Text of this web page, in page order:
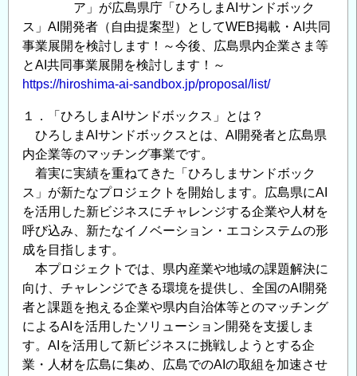
ア」が広島県庁「ひろしまAIサンドボック
ス」AI開発者（自由提案型）としてWEB掲載・AI共同
事業展開を検討します！～今後、広島県内企業さま等
とAI共同事業展開を検討します！～
https://hiroshima-ai-sandbox.jp/proposal/list/
１．「ひろしまAIサンドボックス」とは？
ひろしまAIサンドボックスとは、AI開発者と広島県
内企業等のマッチング事業です。
着実に実績を重ねてきた「ひろしまサンドボック
ス」が新たなプロジェクトを開始します。広島県にAI
を活用した新ビジネスにチャレンジする企業や人材を
呼び込み、新たなイノベーション・エコシステムの形
成を目指します。
本プロジェクトでは、県内産業や地域の課題解決に
向け、チャレンジできる環境を提供し、全国のAI開発
者と課題を抱える企業や県内自治体等とのマッチング
によるAIを活用したソリューション開発を支援しま
す。AIを活用して新ビジネスに挑戦しようとする企
業・人材を広島に集め、広島でのAIの取組を加速させ